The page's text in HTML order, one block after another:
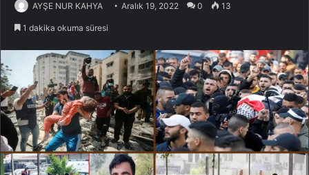
AYŞE NUR KAHYA Aralık 19, 2022 0 13
1 dakika okuma süresi